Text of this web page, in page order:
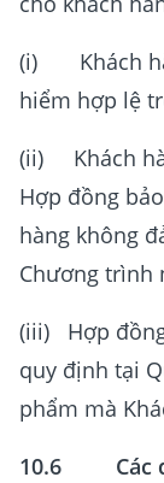
(i) Khách
hiểm hợp lệ
(ii) Khách
Hợp đồng
hàng không
Chương trình
(iii) Hợp
quy định tại
phẩm mà
10.6 Các